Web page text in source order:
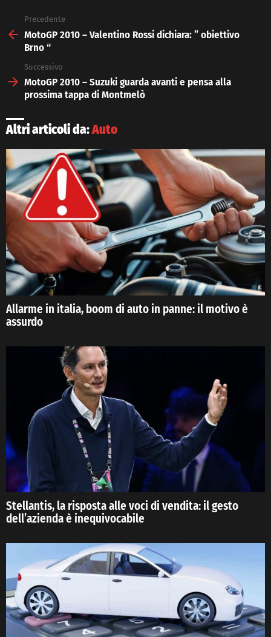
more
Precedente
MotoGP 2010 – Valentino Rossi dichiara: ” obiettivo
Brno “
Successivo
MotoGP 2010 – Suzuki guarda avanti e pensa alla
prossima tappa di Montmelò
Altri articoli da:Auto
Allarme in italia, boom di auto in panne: il motivo è
assurdo
Stellantis, la risposta alle voci di vendita: il gesto
dell’azienda è inequivocabile